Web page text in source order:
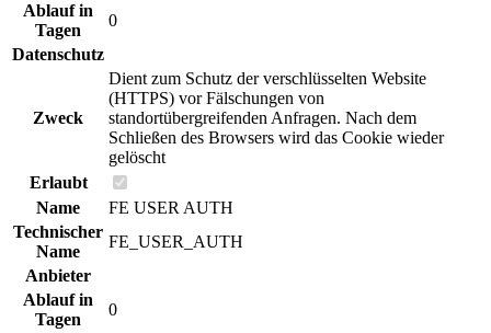
Ablauf in
Tagen
0
Datenschutz
Zweck
Dient zum Schutz der verschlüsselten Website
(HTTPS) vor Fälschungen von
standortübergreifenden Anfragen. Nach dem
Schließen des Browsers wird das Cookie wieder
gelöscht
Erlaubt
Name
FE USER AUTH
Technischer
Name
FE_USER_AUTH
Anbieter
Ablauf in
Tagen
0